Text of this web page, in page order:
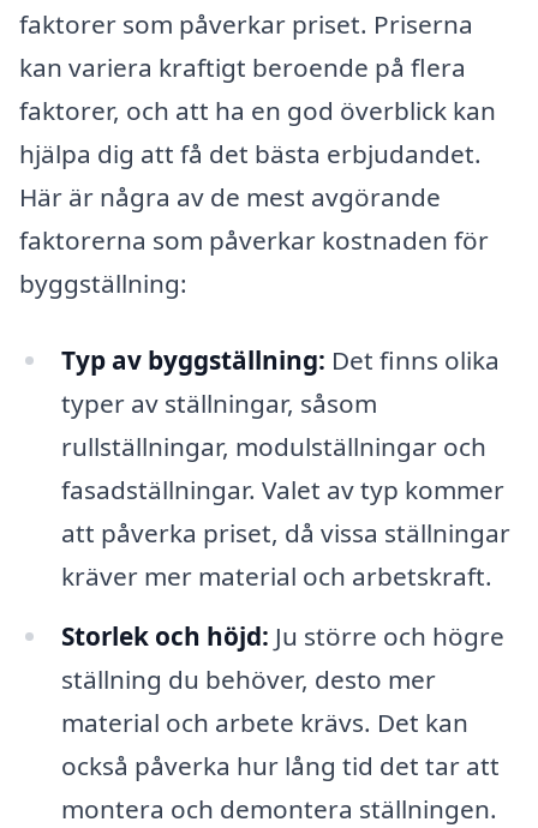
faktorer som påverkar priset. Priserna
kan variera kraftigt beroende på flera
faktorer, och att ha en god överblick kan
hjälpa dig att få det bästa erbjudandet.
Här är några av de mest avgörande
faktorerna som påverkar kostnaden för
byggställning:
Typ av byggställning: Det finns olika
typer av ställningar, såsom
rullställningar, modulställningar och
fasadställningar. Valet av typ kommer
att påverka priset, då vissa ställningar
kräver mer material och arbetskraft.
Storlek och höjd: Ju större och högre
ställning du behöver, desto mer
material och arbete krävs. Det kan
också påverka hur lång tid det tar att
montera och demontera ställningen.